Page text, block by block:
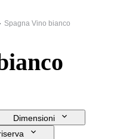
Spagna Vino bianco
Dimensioni